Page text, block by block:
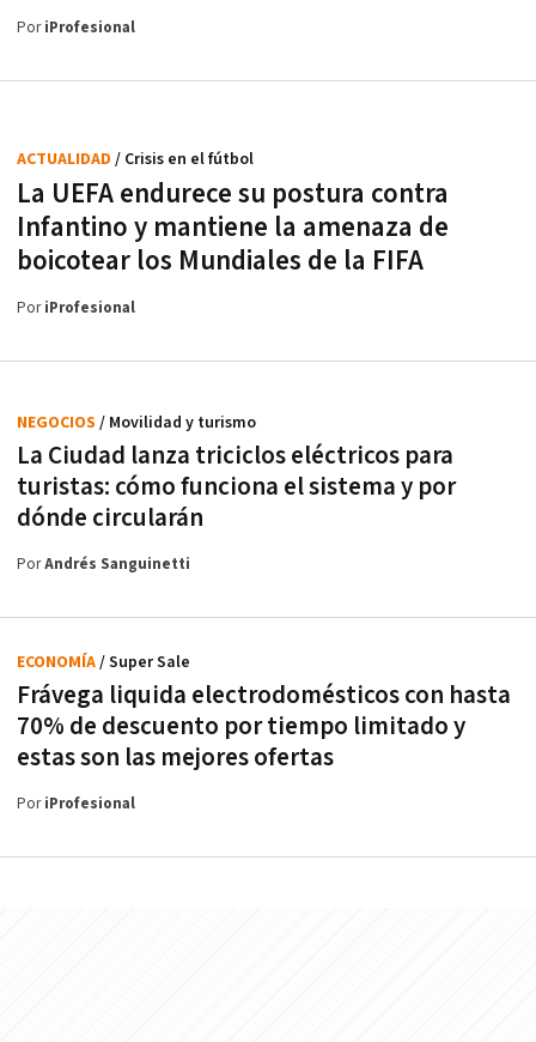
PoriProfesional
La UEFA endurece su postura contra
Infantino y mantiene la amenaza de
boicotear los Mundiales de la FIFA
ACTUALIDAD / Crisis en el fútbol
PoriProfesional
La Ciudad lanza triciclos eléctricos para
turistas: cómo funciona el sistema y por
dónde circularán
NEGOCIOS / Movilidad y turismo
PorAndrés Sanguinetti
Frávega liquida electrodomésticos con hasta
70% de descuento por tiempo limitado y
estas son las mejores ofertas
ECONOMÍA/ Super Sale
PoriProfesional